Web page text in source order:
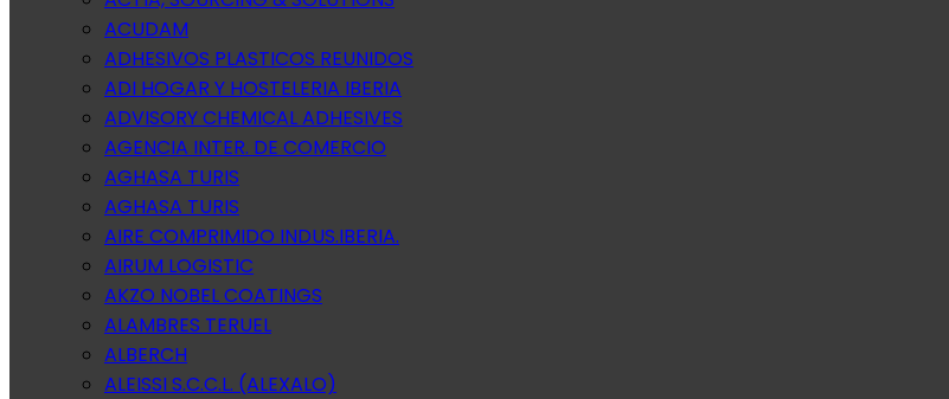
ACUDAM
ADHESIVOS PLASTICOS REUNIDOS
ADI HOGAR Y HOSTELERIA IBERIA
ADVISORY CHEMICAL ADHESIVES
AGENCIA INTER. DE COMERCIO
AGHASA TURIS
AGHASA TURIS
AIRE COMPRIMIDO INDUS.IBERIA.
AIRUM LOGISTIC
AKZO NOBEL COATINGS
ALAMBRES TERUEL
ALBERCH
ALEISSI S.C.C.L. (ALEXALO)